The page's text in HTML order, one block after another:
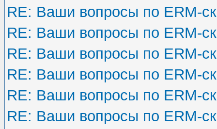
RE: Ваши вопросы по ERM-
RE: Ваши вопросы по ERM-
RE: Ваши вопросы по ERM-
RE: Ваши вопросы по ERM-
RE: Ваши вопросы по ERM-
RE: Ваши вопросы по ERM-